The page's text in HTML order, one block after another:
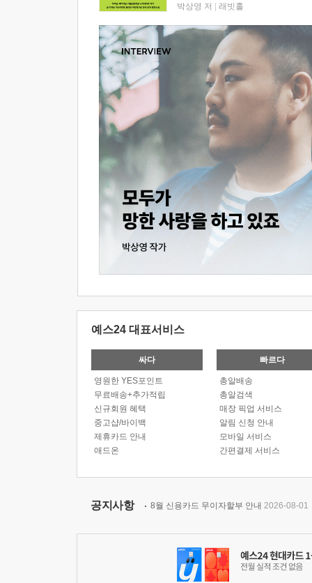
박상영 저 래빗홀
예스24 대표서비스
싸다
영원한 YES포인트
무료배송+추가적립
신규회원 혜택
중고샵/바이백
제휴카드 안내
애드온
빠르다
총알배송
총알검색
매장 픽업 서비스
알림 신청 안내
모바일 서비스
간편결제 서비스
공지사항 8월 신용카드 무이자할부 안내 2026-08-01